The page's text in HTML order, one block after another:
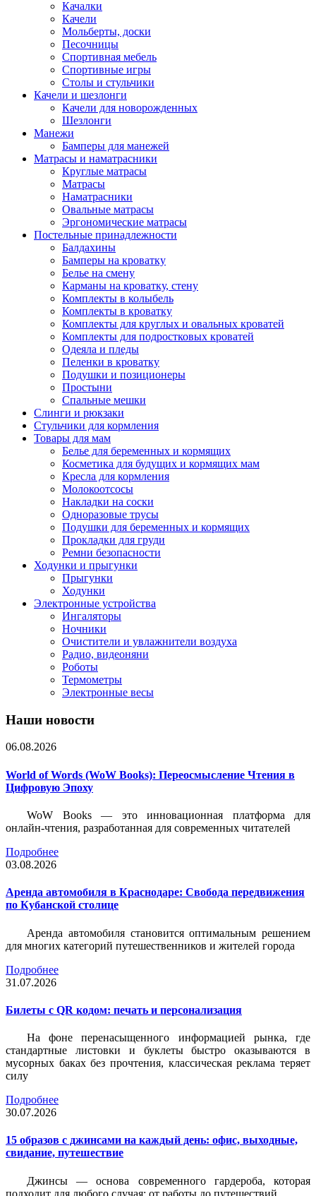
Качалки
Качели
Мольберты, доски
Песочницы
Спортивная мебель
Спортивные игры
Столы и стульчики
Качели и шезлонги
Качели для новорожденных
Шезлонги
Манежи
Бамперы для манежей
Матрасы и наматрасники
Круглые матрасы
Матрасы
Наматрасники
Овальные матрасы
Эргономические матрасы
Постельные принадлежности
Балдахины
Бамперы на кроватку
Белье на смену
Карманы на кроватку, стену
Комплекты в колыбель
Комплекты в кроватку
Комплекты для круглых и овальных кроватей
Комплекты для подростковых кроватей
Одеяла и пледы
Пеленки в кроватку
Подушки и позиционеры
Простыни
Спальные мешки
Слинги и рюкзаки
Стульчики для кормления
Товары для мам
Белье для беременных и кормящих
Косметика для будущих и кормящих мам
Кресла для кормления
Молокоотсосы
Накладки на соски
Одноразовые трусы
Подушки для беременных и кормящих
Прокладки для груди
Ремни безопасности
Ходунки и прыгунки
Прыгунки
Ходунки
Электронные устройства
Ингаляторы
Ночники
Очистители и увлажнители воздуха
Радио, видеоняни
Роботы
Термометры
Электронные весы
Наши новости
06.08.2026
World of Words (WoW Books): Переосмысление Чтения в
Цифровую Эпоху
WoW Books — это инновационная платформа для
онлайн-чтения, разработанная для современных читателей
Подробнее
03.08.2026
Аренда автомобиля в Краснодаре: Свобода передвижения
по Кубанской столице
Аренда автомобиля становится оптимальным решением
для многих категорий путешественников и жителей города
Подробнее
31.07.2026
Билеты c QR кодом: печать и персонализация
На фоне перенасыщенного информацией рынка, где
стандартные листовки и буклеты быстро оказываются в
мусорных баках без прочтения, классическая реклама теряет
силу
Подробнее
30.07.2026
15 образов с джинсами на каждый день: офис, выходные,
свидание, путешествие
Джинсы — основа современного гардероба, которая
подходит для любого случая: от работы до путешествий